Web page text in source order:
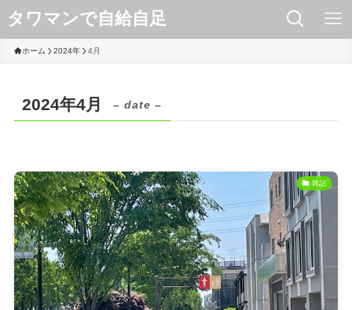
タワマンで自給自足
ホーム 2024年 4月
2024年4月 – date –
雑記